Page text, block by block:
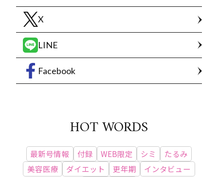
X
LINE
Facebook
HOT WORDS
最新号情報 付録 WEB限定 シミ
たるみ
美容医療
ダイエット 更年期
インタビュー